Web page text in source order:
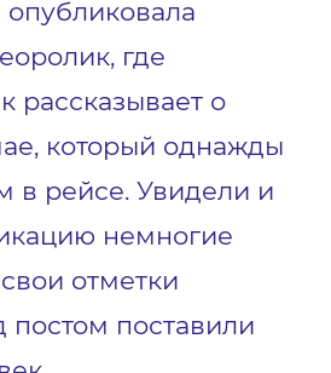
где
рассказывает о
который однажды
в рейсе. Увидели и
немногие
отметки
постом поставили